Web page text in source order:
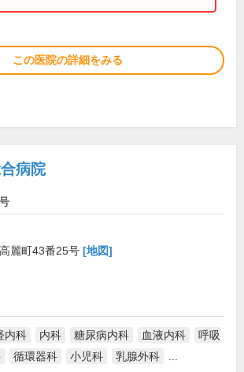
この医院の詳細をみる
病院
麗町43番25号 [地図]
内科 内科 糖尿病内科 血液内科
呼吸
循環器科 小児科 乳腺外科